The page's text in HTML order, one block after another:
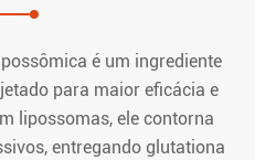
é um ingrediente
para maior eficácia e
lipossomas, ele contorna
entregando glutationa